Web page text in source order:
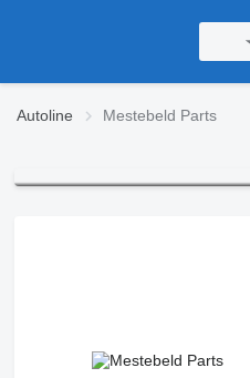
Autoline Mestebeld Parts